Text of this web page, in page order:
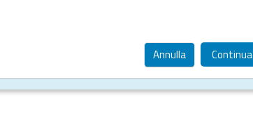
Annulla Continua